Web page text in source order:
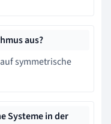
aus?
symmetrische
Systeme in der